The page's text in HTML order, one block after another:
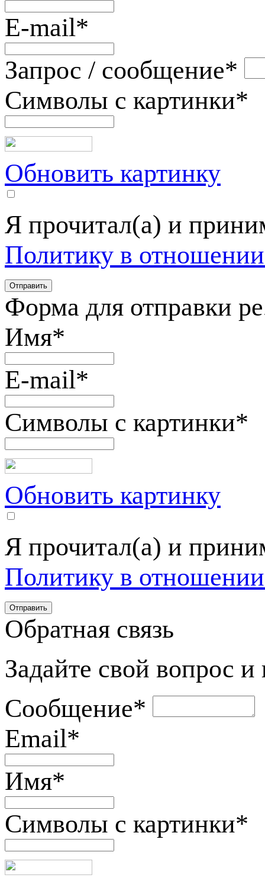
E-mail*
Запрос / сообщение*
Символы с картинки*
Обновить картинку
Я прочитал(а) и
Политику в
Форма для отправки
Имя*
E-mail*
Символы с картинки*
Обновить картинку
Я прочитал(а) и
Политику в
Обратная связь
Задайте свой вопрос
Сообщение*
Email*
Имя*
Символы с картинки*